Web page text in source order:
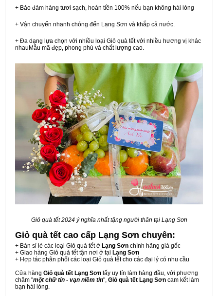
+ Bảo đảm hàng tươi sạch, hoàn tiền 100% nếu bạn không hài lòng
+ Vận chuyển nhanh chóng đến Lạng Sơn và khắp cả nước.
+ Đa dạng lựa chọn với nhiều loại Giỏ quà tết với nhiều hương vị khác
nhauMẫu mã đẹp, phong phú và chất lượng cao.
Giỏ quà tết 2024 ý nghĩa nhất tặng người thân tại Lạng Sơn
Giỏ quà tết cao cấp Lạng Sơn chuyên:
+ Bán sỉ lẻ các loại Giỏ quà tết ở Lạng Sơn chính hãng giá gốc
+ Giao hàng Giỏ quà tết tận nơi ở tại Lạng Sơn
+ Hợp tác phân phối các loại Giỏ quà tết cho các đại lý có nhu cầu
Cửa hàng Giỏ quà tết Lạng Sơn lấy uy tín làm hàng đầu, với phương
châm "một chữ tín - vạn niềm tin", Giỏ quà tết Lạng Sơn cam kết làm
bạn hài lòng.